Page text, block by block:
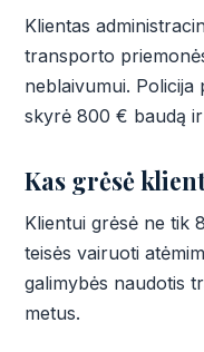
Klientas
transporto
neblaivumui. Policija
skyrė 800 € baudą ir
Kas grėsė
Klientui grėsė ne tik
teisės vairuoti
galimybės naudotis
metus.